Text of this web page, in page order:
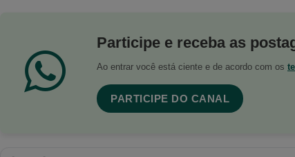
Participe e receba as
Ao entrar você está ciente e de acordo com os
PARTICIPE DO CANAL